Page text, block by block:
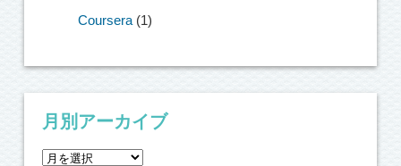
Coursera(1)
月別アーカイブ
月